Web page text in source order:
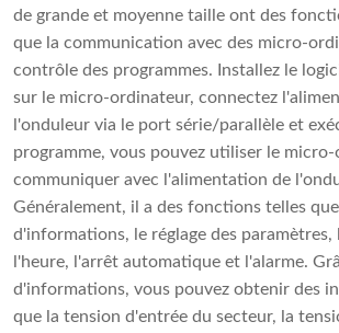
de grande et moyenne taille ont des
que la communication avec des micro-
contrôle des programmes. Installez le
sur le micro-ordinateur, connectez
l'onduleur via le port série/parallèle et
programme, vous pouvez utiliser le
communiquer avec l'alimentation de
Généralement, il a des fonctions telles
d'informations, le réglage des paramètres,
l'heure, l'arrêt automatique et l'alarme.
d'informations, vous pouvez obtenir des
que la tension d'entrée du secteur, la